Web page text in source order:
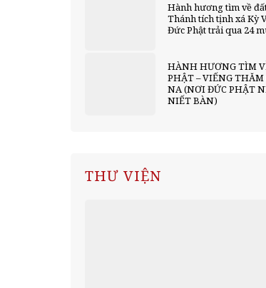
Hành hương tìm về
Thánh tích tịnh xá Kỳ
Đức Phật trải qua 24
HÀNH HƯƠNG TÌM
PHẬT – VIẾNG
NA (NƠI ĐỨC PHẬT
NIẾT BÀN)
THƯ VIỆN